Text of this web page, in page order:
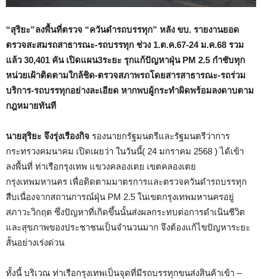
“สุริยะ”ลงพื้นที่ตรวจ “ควันดำรถบรรทุก” หลัง ขบ. รายงานยอด
ตรวจสะสมรถสาธารณะ-รถบรรทุก ช่วง 1.ต.ค.67-24 ม.ค.68 รวม
แล้ว 30,401 คัน เปิดแผน3ระยะ รุกแก้ปัญหาฝุ่น PM 2.5 กำชับทุก
หน่วยเฝ้าติดตามใกล้ชิด-ตรวจสภาพรถโดยสารสาธารณะ-รถร่วม
บริการ-รถบรรทุกอย่างละเอียด หากพบผู้กระทำผิดพร้อมลงดาบตาม
กฎหมายทันที
นายสุริยะ จึงรุ่งเรืองกิจ รองนายกรัฐมนตรีและรัฐมนตรีว่าการ
กระทรวงคมนาคม เปิดเผยว่า ในวันนี้( 24 มกราคม 2568 ) ได้เข้า
ลงพื้นที่ ท่าเรือกรุงเทพ แขวงคลองเตย เขตคลองเตย
กรุงเทพมหานคร เพื่อติดตามมาตรการและตรวจควันดำรถบรรทุก
สืบเนื่องจากสถานการณ์ฝุ่น PM 2.5 ในเขตกรุงเทพมหานครอยู่
สภาวะวิกฤต ซึ่งปัญหาที่เกิดขึ้นนั้นส่งผลกระทบต่อการดำเนินชีวิต
และสุขภาพของประชาชนเป็นจำนวนมาก จึงต้องแก้ไขปัญหาระยะ
สัันอย่างเร่งด่วน
ทั้งนี้ บริเวณ ท่าเรือกรุงเทพเป็นจุดที่มีรถบรรทุกขนส่งสินค้าเข้า –